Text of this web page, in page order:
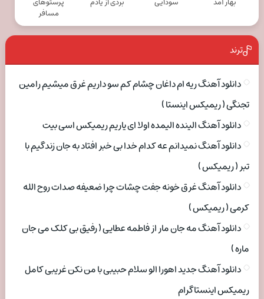
بهار آمد
سودایی
بردی از یادم
پرستوهای
مسافر
ترند
دانلود آهنگ ریه ام داغان چشام کم سو داریم غرق میشیم رامین
تجنگی ( ریمیکس اینستا )
دانلود آهنگ الینده الیمده اولا ای یاریم ریمیکس اسی بیت
دانلود آهنگ نمیدانم عه کدام خدا بی خبر افتاد به جان زندگیم با
تبر ( ریمیکس )
دانلود آهنگ غرق خونه جفت چشات چرا ضعیفه صدات روح الله
کرمی ( ریمیکس )
دانلود آهنگ مه جان مار از فاطمه عطایی ( رفیق بی کلک می جان
ماره )
دانلود آهنگ جدید اهورا الو سلام حبیبی با من نکن غریبی کامل
ریمیکس اینستاگرام